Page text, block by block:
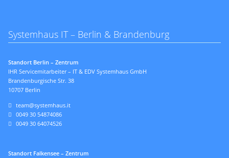
Systemhaus IT – Berlin & Brandenburg
Standort Berlin – Zentrum
IHR Servicemitarbeiter – IT & EDV Systemhaus GmbH
Brandenburgische Str. 38
10707 Berlin
team@systemhaus.it
0049 30 54874086
0049 30 64074526
Standort Falkensee – Zentrum